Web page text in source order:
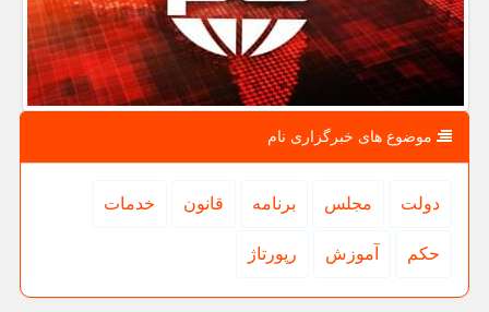
موضوع های خبرگزاری نام
دولت مجلس برنامه قانون خدمات
حكم آموزش رپورتاژ